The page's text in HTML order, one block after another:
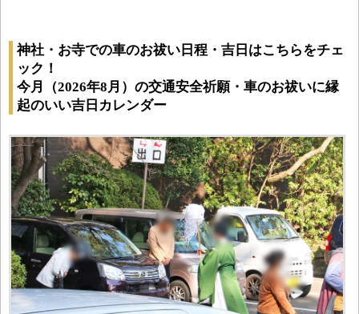
神社・お寺での車のお祓い日程・吉日はこちらをチェ
ック！
今月（2026年8月）の交通安全祈願・車のお祓いに縁
起のいい吉日カレンダー